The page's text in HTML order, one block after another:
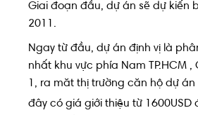
Giai đoạn đầu, dự án sẽ dự kiến
2011.
Ngay từ đầu, dự án định vị là
nhất khu vực phía Nam TP.HCM
1, ra măt thị trường căn hộ dự
đây có giá giới thiệu từ 1600USD